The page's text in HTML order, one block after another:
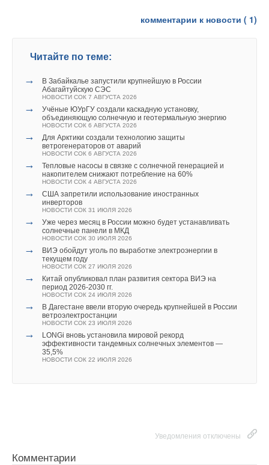
комментарии к новости ( 1)
Читайте по теме:
→
В Забайкалье запустили крупнейшую в России
Абагайтуйскую СЭС
НОВОСТИ СОК 7 АВГУСТА 2026
→
Учёные ЮУрГУ создали каскадную установку,
объединяющую солнечную и геотермальную энергию
НОВОСТИ СОК 6 АВГУСТА 2026
→
Для Арктики создали технологию защиты
ветрогенераторов от аварий
НОВОСТИ СОК 6 АВГУСТА 2026
→
Тепловые насосы в связке с солнечной генерацией и
накопителем снижают потребление на 60%
НОВОСТИ СОК 4 АВГУСТА 2026
→
США запретили использование иностранных
инверторов
НОВОСТИ СОК 31 ИЮЛЯ 2026
→
Уже через месяц в России можно будет устанавливать
солнечные панели в МКД
НОВОСТИ СОК 30 ИЮЛЯ 2026
→
ВИЭ обойдут уголь по выработке электроэнергии в
текущем году
НОВОСТИ СОК 27 ИЮЛЯ 2026
→
Китай опубликовал план развития сектора ВИЭ на
период 2026-2030 гг.
НОВОСТИ СОК 24 ИЮЛЯ 2026
→
В Дагестане ввели вторую очередь крупнейшей в России
ветроэлектростанции
НОВОСТИ СОК 23 ИЮЛЯ 2026
→
LONGi вновь установила мировой рекорд
эффективности тандемных солнечных элементов —
35,5%
НОВОСТИ СОК 22 ИЮЛЯ 2026
Уведомления отключены
Комментарии